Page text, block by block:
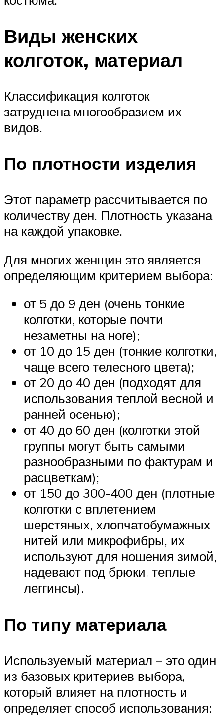
Виды женских
колготок, материал
Классификация колготок
затруднена многообразием их
видов.
По плотности изделия
Этот параметр рассчитывается по
количеству ден. Плотность указана
на каждой упаковке.
Для многих женщин это является
определяющим критерием выбора:
от 5 до 9 ден (очень тонкие
колготки, которые почти
незаметны на ноге);
от 10 до 15 ден (тонкие колготки,
чаще всего телесного цвета);
от 20 до 40 ден (подходят для
использования теплой весной и
ранней осенью);
от 40 до 60 ден (колготки этой
группы могут быть самыми
разнообразными по фактурам и
расцветкам);
от 150 до 300-400 ден (плотные
колготки с вплетением
шерстяных, хлопчатобумажных
нитей или микрофибры, их
используют для ношения зимой,
надевают под брюки, теплые
леггинсы).
По типу материала
Используемый материал – это один
из базовых критериев выбора,
который влияет на плотность и
определяет способ использования: